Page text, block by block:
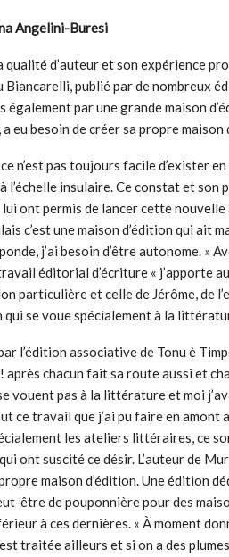
Angelini-Buresi
qualité d’auteur et son expérience
Biancarelli, publié par de nombreux
également par une grande maison
eu besoin de créer sa propre maison
n’est pas toujours facile d’exister
l’échelle insulaire. Ce constat et son
ont permis de lancer cette nouvelle
c’est une maison d’édition qui ait
j’ai besoin d’être autonome. »
éditorial d’écriture « j’apporte
particulière et celle de Jérôme, de
se voue spécialement à la
l’édition associative de Tonu è
après chacun fait sa route aussi et
vouent pas à la littérature et moi
ce travail que j’ai pu faire en amont
les ateliers littéraires, ce
ont suscité ce désir. L’auteur de
maison d’édition. Une édition
être de pouponnière pour des
à ces dernières. « À moment
traitée ailleurs et si on a des